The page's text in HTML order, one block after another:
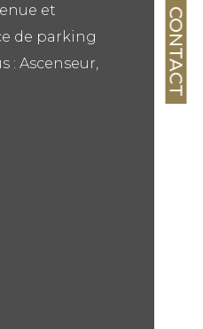
CONTACT
et
de parking
: Ascenseur,